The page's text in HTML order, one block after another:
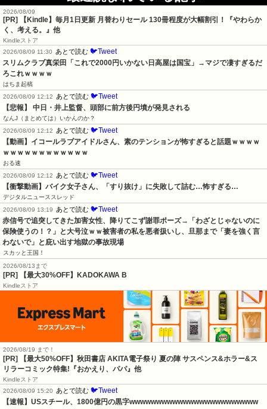
2026/08/09
[PR]
【Kindle】毎月1日更新 月替わりセール 130冊程度が大幅割引！『やわらか
く、考える。』他
Kindleストア
2026/08/09 11:30
あとで読む 🐦Tweet
スリムクラブ真栄田「これで2000円いかない日高屋は国宝」→マジで凄すぎるだ
ろこれｗｗｗｗ
はちま起稿
2026/08/09 12:12
あとで読む 🐦Tweet
【悲報】 中日・井上監督、頭部に前方後円墳が発見される
なんJ（まとめては）いかんのか？
2026/08/09 12:12
あとで読む 🐦Tweet
【動画】イコールラブアイドルさん、素のテンションが怖すぎると話題ｗｗｗｗ
ｗｗｗｗｗｗｗｗｗｗｗｗ
おる速
2026/08/09 12:12
あとで読む 🐦Tweet
【衝撃動画】バイク女子さん、「すり抜け」に失敗して詰む…怖すぎる…
デジタルニューススレッド
2026/08/09 13:19
あとで読む 🐦Tweet
赤信号で追突してきた加害女性、降りてこず謝罪ポーズ→「わざとじゃないのに
保険使うの！？」と大号泣ｗｗ被害者の私を悪者扱いし、旦那まで「妻を強く言
わないで」と庇い出す地獄の事故現場
スカッと王国！
2026/08/13まで
[PR] 【最大30%OFF】KADOKAWA B
Kindleストア
2026/08/19 まで！
[PR] 【最大50%OFF】秋田書店 AKITA電子祭り 夏の陣 サスペンス&ホラー&ス
リラーコミック特集!『おかえり、パパ』他
Kindleストア
2026/08/09 15:20 あとで読む 🐦Tweet
【速報】USスチール、1800億円の黒字wwwwwwwwwwwwwwwwwwwwwwww